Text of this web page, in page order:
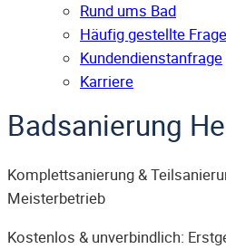
Rund ums Bad
Häufig gestellte
Kunden­dienst­anfrage
Karriere
Badsanierung
Komplettsanierung &
Meisterbetrieb
Kostenlos & unverbindlich: